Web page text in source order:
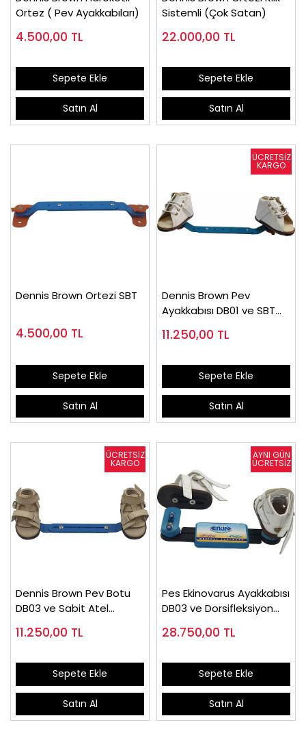
Ortez ( Pev Ayakkabıları)
4.500,00 TL
Sepete Ekle
Satın Al
Sistemli (Çok Satan)
22.000,00 TL
Sepete Ekle
Satın Al
Dennis Brown Ortezi SBT
4.500,00 TL
Sepete Ekle
Satın Al
Dennis Brown Pev
Ayakkabısı DB01 ve SBT
11.250,00 TL
Sepete Ekle
Satın Al
Dennis Brown Pev Botu
DB03 ve Sabit Atel
11.250,00 TL
Sepete Ekle
Satın Al
Pes Ekinovarus Ayakkabısı
DB03 ve Dorsifleksiyon
28.750,00 TL
Sepete Ekle
Satın Al